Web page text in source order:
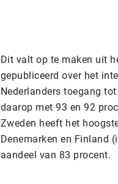
Dit valt op te maken uit
gepubliceerd over het
Nederlanders toegang
daarop met 93 en 92
Zweden heeft het
Denemarken en Finland
aandeel van 83 procent.